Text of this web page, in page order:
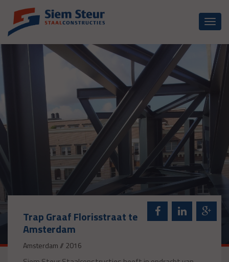
Toggle
Trap Graaf Florisstraat te
Amsterdam
Amsterdam // 2016